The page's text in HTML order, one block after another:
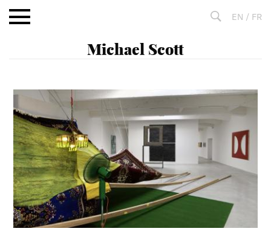
Aller
au
EN / FR